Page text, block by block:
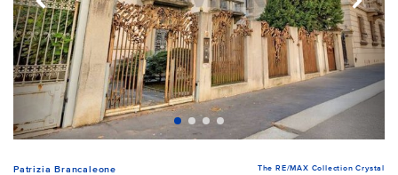
Patrizia Brancaleone The RE/MAX Collection Crystal